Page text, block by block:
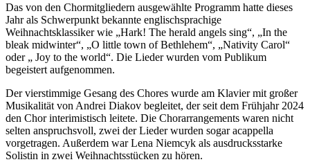
Das von den Chormitgliedern ausgewählte Programm hatte dieses
Jahr als Schwerpunkt bekannte englischsprachige
Weihnachtsklassiker wie „Hark! The herald angels sing“, „In the
bleak midwinter“, „O little town of Bethlehem“, „Nativity Carol“
oder „ Joy to the world“. Die Lieder wurden vom Publikum
begeistert aufgenommen.
Der vierstimmige Gesang des Chores wurde am Klavier mit großer
Musikalität von Andrei Diakov begleitet, der seit dem Frühjahr 2024
den Chor interimistisch leitete. Die Chorarrangements waren nicht
selten anspruchsvoll, zwei der Lieder wurden sogar acappella
vorgetragen. Außerdem war Lena Niemcyk als ausdrucksstarke
Solistin in zwei Weihnachtsstücken zu hören.